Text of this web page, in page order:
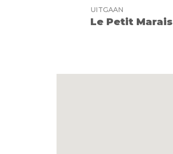
UITGAAN
Le Petit Marais